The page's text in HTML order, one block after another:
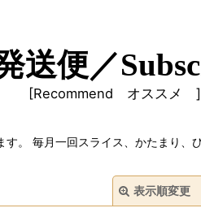
送便／
[Recommend オススメ ]
。 毎月一回スライス、かたまり、
表示順変更